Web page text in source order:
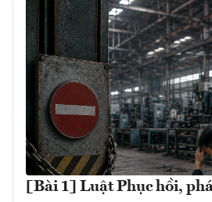
[Bài 1] Luật Phục hồi,